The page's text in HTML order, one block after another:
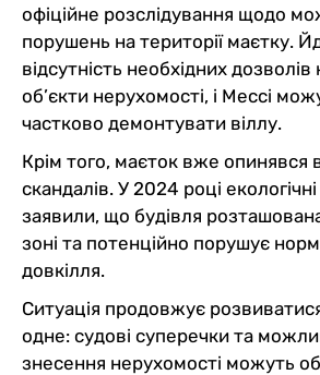
офіційне розслідування щодо
порушень на території маєтку.
відсутність необхідних дозволів
об’єкти нерухомості, і Мессі
частково демонтувати віллу.
Крім того, маєток вже опинявся
скандалів. У 2024 році
заявили, що будівля
зоні та потенційно порушує
довкілля.
Ситуація продовжує
одне: судові суперечки та
знесення нерухомості можуть